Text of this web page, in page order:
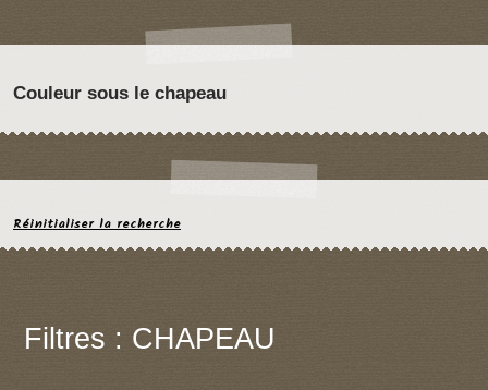
Couleur sous le chapeau
Réinitialiser la recherche
Filtres : CHAPEAU